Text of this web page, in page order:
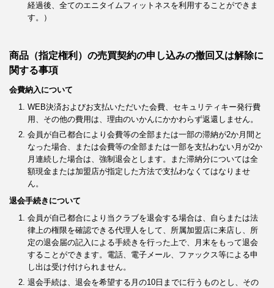
経過後、全てのエニタイムフィットネスを利用することができま
す。）
商品（指定権利）の売買契約の申し込みの撤回又は解除に
関する事項
会費納入について
WEB決済およびお支払いただいた会費、セキュリティキー発行費
用、その他の費用は、理由のいかんにかかわらず返還しません。
会員が自己都合により会費等の全部または一部の滞納が2か月間と
なった場合、または会費等の全部または一部を支払わない月が2か
月連続した場合は、強制退会とします。また滞納分については全
額現金または加盟店が指定した方法で支払わなくてはなりませ
ん。
退会手続きについて
会員が自己都合により当クラブを退会する場合は、自らまたは法
律上の権限を確認できる代理人をして、所属加盟店に来店し、所
定の退会届の記入による手続きを行った上で、月末をもって退会
することができます。電話、電子メール、ファックス等による申
し出は受け付けられません。
退会手続は、退会を希望する月の10日までに行うものとし、その